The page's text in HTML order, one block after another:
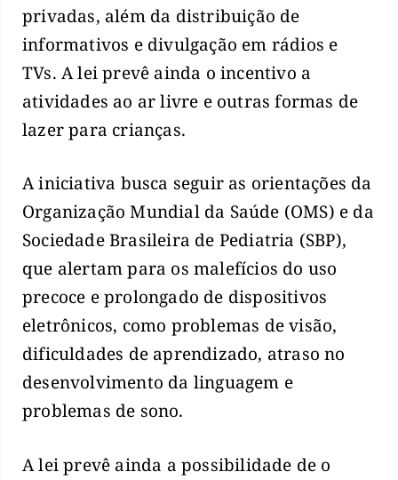
privadas, além da distribuição de
informativos e divulgação em rádios e
TVs. A lei prevê ainda o incentivo a
atividades ao ar livre e outras formas de
lazer para crianças.
A iniciativa busca seguir as orientações da
Organização Mundial da Saúde (OMS) e da
Sociedade Brasileira de Pediatria (SBP),
que alertam para os malefícios do uso
precoce e prolongado de dispositivos
eletrônicos, como problemas de visão,
dificuldades de aprendizado, atraso no
desenvolvimento da linguagem e
problemas de sono.
A lei prevê ainda a possibilidade de o